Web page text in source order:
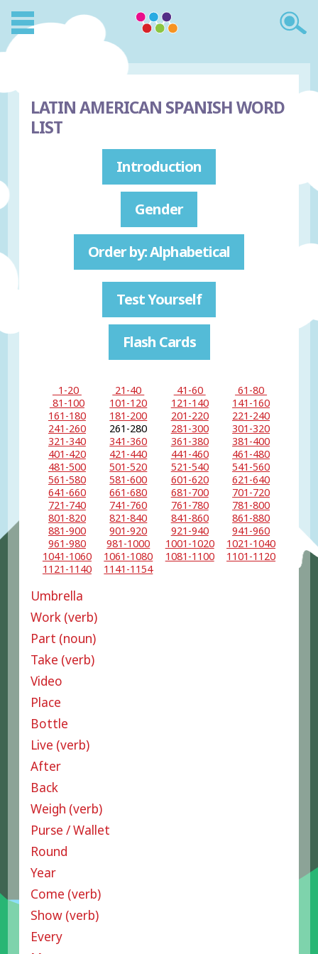
LATIN AMERICAN SPANISH WORD
LIST
Introduction
Gender
Order by: Alphabetical
Test Yourself
Flash Cards
1-20 21-40 41-60
61-80
81-100
101-120 121-140
141-160
161-180
181-200 201-220
221-240
241-260
261-280 281-300
301-320
321-340
341-360 361-380
381-400
401-420
421-440 441-460
461-480
481-500
501-520 521-540
541-560
561-580
581-600 601-620
621-640
641-660
661-680 681-700
701-720
721-740
741-760 761-780
781-800
801-820
821-840 841-860
861-880
881-900
901-920 921-940
941-960
961-980
981-1000 1001-1020
1021-1040
1041-1060
1061-1080 1081-1100
1101-1120
1121-1140
1141-1154
Umbrella
Work (verb)
Part (noun)
Take (verb)
Video
Place
Bottle
Live (verb)
After
Back
Weigh (verb)
Purse / Wallet
Round
Year
Come (verb)
Show (verb)
Every